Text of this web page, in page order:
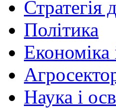
Стратегія
Політика
Економіка
Наука і